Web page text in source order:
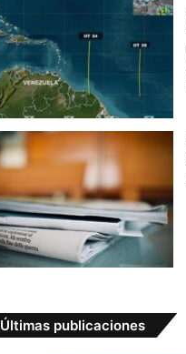
Últimas publicaciones